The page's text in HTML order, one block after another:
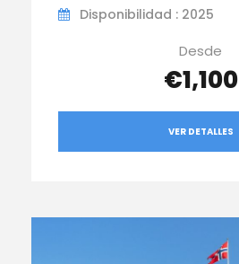
Disponibilidad : 2025
Desde
€1,100
VER DETALLES